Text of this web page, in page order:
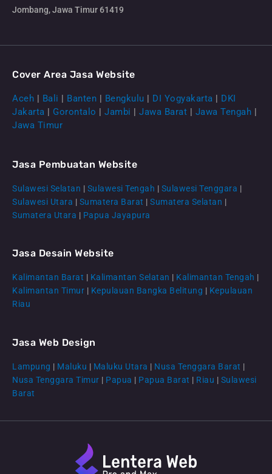
CS Lenteraweb
Jombang, Jawa Timur 61419
Cover Area Jasa Website
Aceh | Bali | Banten | Bengkulu | DI Yogyakarta | DKI
Jakarta | Gorontalo | Jambi | Jawa Barat | Jawa Tengah |
Jawa Timur
Jasa Pembuatan Website
Sulawesi Selatan | Sulawesi Tengah | Sulawesi Tenggara |
Sulawesi Utara | Sumatera Barat | Sumatera Selatan |
Sumatera Utara | Papua Jayapura
Jasa Desain Website
Kalimantan Barat | Kalimantan Selatan | Kalimantan Tengah |
Kalimantan Timur | Kepulauan Bangka Belitung | Kepulauan
Riau
Jasa Web Design
Lampung | Maluku | Maluku Utara | Nusa Tenggara Barat |
Nusa Tenggara Timur | Papua | Papua Barat | Riau | Sulawesi
Barat